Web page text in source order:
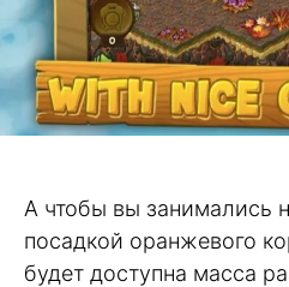
А чтобы вы занимались
посадкой оранжевого
будет доступна масса